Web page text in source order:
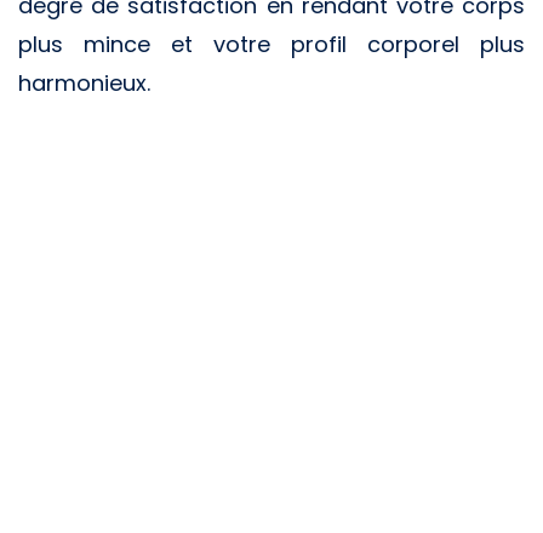
plus mince et votre profil corporel plus
harmonieux.